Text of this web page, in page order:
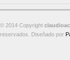
© 2014 Copyright
reservados. Diseñado por